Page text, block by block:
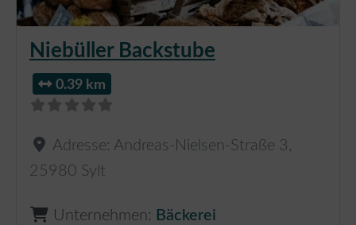
Niebüller Backstube
0.39 km
Adresse: Andreas-Nielsen-Straße 3 ,
25980 Sylt
Unternehmen: Bäckerei